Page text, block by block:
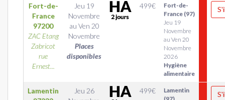
Fort-de-
France
97200
ZAC Etang
Zabricot
rue
Ernest...
Jeu 19
Novembre
au Ven 20
Novembre
Places
disponibles
499€
Fort-de-
France (97)
Jeu 19
Novembre
au Ven 20
Novembre
2026
Hygiène
alimentaire
Lamentin
Jeu 26
499€
Lamentin